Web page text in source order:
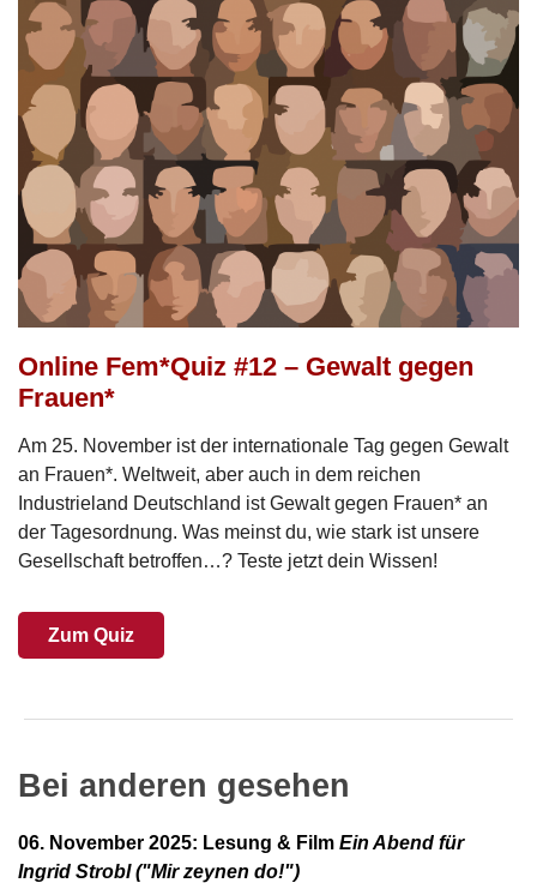
Online Fem*Quiz #12 – Gewalt gegen
Frauen*
Am 25. November ist der internationale Tag gegen Gewalt
an Frauen*. Weltweit, aber auch in dem reichen
Industrieland Deutschland ist Gewalt gegen Frauen* an
der Tagesordnung. Was meinst du, wie stark ist unsere
Gesellschaft betroffen…? Teste jetzt dein Wissen!
Zum Quiz
Bei anderen gesehen
06. November 2025: Lesung & Film Ein Abend für
Ingrid Strobl ("Mir zeynen do!")